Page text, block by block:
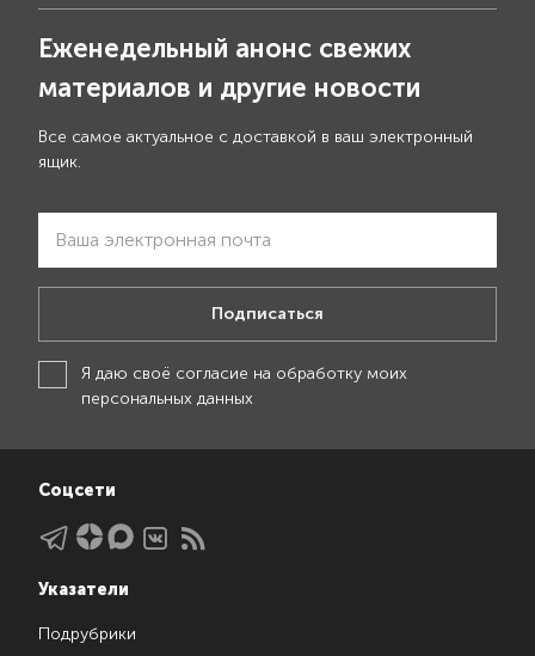
Еженедельный анонс свежих
материалов и другие новости
Все самое актуальное с доставкой в ваш электронный
ящик.
Подписаться
Я даю своё согласие на обработку моих
персональных данных
Соцсети
Указатели
Подрубрики